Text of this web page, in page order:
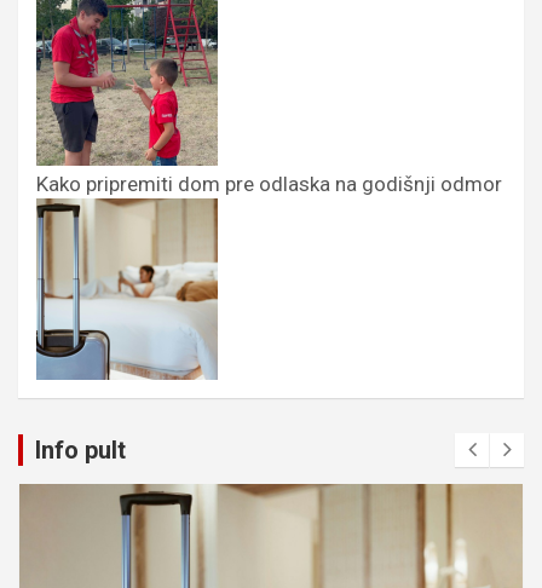
Kako pripremiti dom pre odlaska na godišnji odmor
Info pult